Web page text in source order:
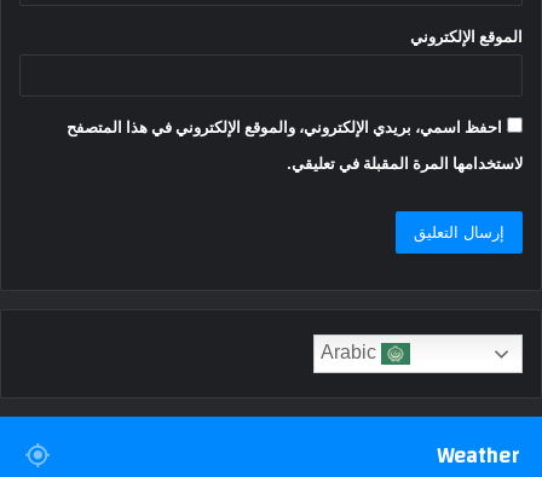
الموقع الإلكتروني
احفظ اسمي، بريدي الإلكتروني، والموقع الإلكتروني في هذا المتصفح
لاستخدامها المرة المقبلة في تعليقي.
Weather